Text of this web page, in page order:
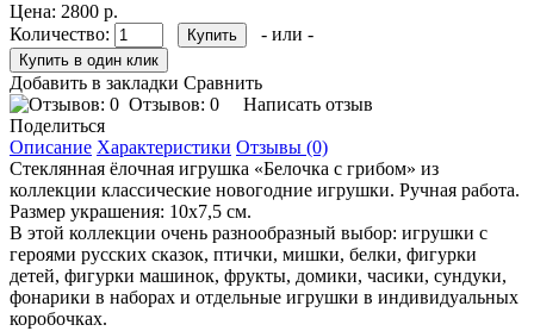
Цена: 2800 р.
Количество:
- или -
Добавить в закладки Сравнить
Отзывов: 0
Написать отзыв
Поделиться
Описание Характеристики Отзывы (0)
Стеклянная ёлочная игрушка «Белочка с грибом» из
коллекции классические новогодние игрушки. Ручная работа.
Размер украшения: 10х7,5 см.
В этой коллекции очень разнообразный выбор: игрушки с
героями русских сказок, птички, мишки, белки, фигурки
детей, фигурки машинок, фрукты, домики, часики, сундуки,
фонарики в наборах и отдельные игрушки в индивидуальных
коробочках.